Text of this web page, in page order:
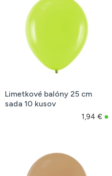
Limetkové balóny 25 cm
sada 10 kusov
1,94 €